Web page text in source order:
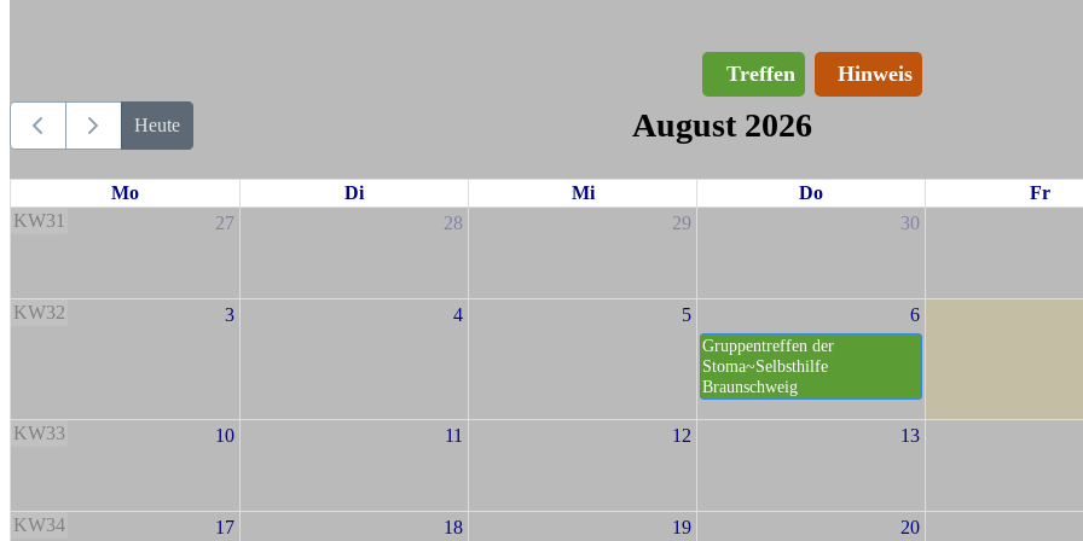
Treffen Hinweis
Heute August 2026
Mo Di Mi Do
Fr
KW31
27 28 29 30
KW32 3 4 5 6
Gruppentreffen der
Stoma~Selbsthilfe
Braunschweig
KW33 10 11 12 13
KW34 17 18 19 20